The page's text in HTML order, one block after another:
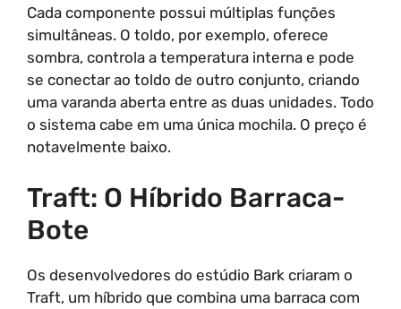
Cada componente possui múltiplas funções
simultâneas. O toldo, por exemplo, oferece
sombra, controla a temperatura interna e pode
se conectar ao toldo de outro conjunto, criando
uma varanda aberta entre as duas unidades. Todo
o sistema cabe em uma única mochila. O preço é
notavelmente baixo.
Traft: O Híbrido Barraca-
Bote
Os desenvolvedores do estúdio Bark criaram o
Traft, um híbrido que combina uma barraca com